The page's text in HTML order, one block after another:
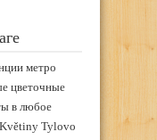
метро
цветочные
в любое
Květiny Tylovo